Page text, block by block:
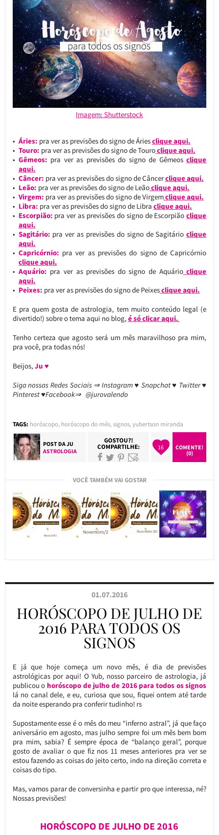
Imagem: Shutterstock
Áries: pra ver as previsões do signo de Áriesclique aqui.
Touro: pra ver as previsões do signo de Touroclique aqui.
Gêmeos: pra ver as previsões do signo de Gêmeosclique
aqui.
Câncer: pra ver as previsões do signo de Câncerclique aqui.
Leão: pra ver as previsões do signo de Leãoclique aqui.
Virgem: pra ver as previsões do signo de Virgemclique aqui.
Libra: pra ver as previsões do signo de Libra clique aqui.
Escorpião: pra ver as previsões do signo de Escorpiãoclique
aqui.
Sagitário: pra ver as previsões do signo de Sagitárioclique
aqui.
Capricórnio: pra ver as previsões do signo de Capricórnio
clique aqui.
Aquário: pra ver as previsões do signo de Aquárioclique
aqui.
Peixes: pra ver as previsões do signo de Peixesclique aqui.
E pra quem gosta de astrologia, tem muito conteúdo legal (e
divertido!) sobre o tema aqui no blog, é só clicar aqui.
Tenho certeza que agosto será um mês maravilhoso pra mim,
pra você, pra todas nós!
Beijos, Ju ♥
Siga nossas Redes Sociais ⇒ Instagram ♥ Snapchat ♥ Twitter ♥
Pinterest ♥Facebook⇒ @jurovalendo
TAGS: horóscopo, horóscopo do mês,signos,yubertson miranda
POST DAJU
ASTROLOGIA
GOSTOU?!
COMPARTILHE: 16
COMENTE!
(0)
VOCÊ TAMBÉM VAI GOSTAR
01.07.2016
HORÓSCOPO DE JULHO DE
2016 PARA TODOS OS
SIGNOS
E já que hoje começa um novo mês, é dia de previsões
astrológicas por aqui! O Yub, nosso parceiro de astrologia, já
publicou o horóscopo de julho de 2016 para todos os signos
lá no canal dele, e eu, curiosa que sou, fiquei ontem até tarde
da noite esperando pra conferir tudinho! rs
Supostamente esse é o mês do meu “inferno astral”, já que faço
aniversário em agosto, mas julho sempre foi um mês bem bom
pra mim, sabia? É sempre época de “balanço geral”, porque
gosto de avaliar o que fiz nos 11 meses anteriores pra ver se
estou fazendo as coisas do jeito certo, indo na direção correta e
coisas do tipo.
Mas, vamos parar de conversinha e partir pro que interessa, né?
Nossas previsões!
HORÓSCOPO DE JULHO DE 2016